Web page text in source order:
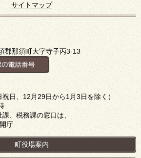
サイトマップ
那須町大字寺子丙3-13
日、12月29日から1月3日を除く）
、税務課の窓口は、
庁
町役場案内